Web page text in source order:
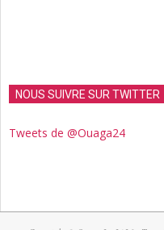
NOUS SUIVRE SUR TWITTER
Tweets de @Ouaga24